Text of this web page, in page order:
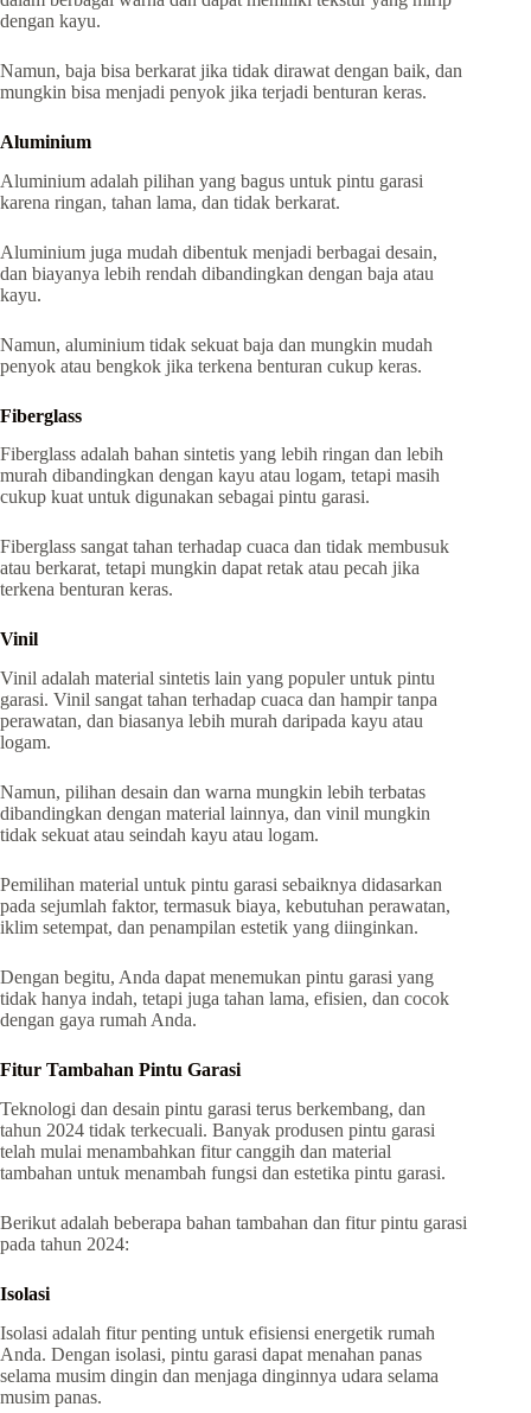
dengan kayu.
Namun, baja bisa berkarat jika tidak dirawat dengan baik, dan
mungkin bisa menjadi penyok jika terjadi benturan keras.
Aluminium
Aluminium adalah pilihan yang bagus untuk pintu garasi
karena ringan, tahan lama, dan tidak berkarat.
Aluminium juga mudah dibentuk menjadi berbagai desain,
dan biayanya lebih rendah dibandingkan dengan baja atau
kayu.
Namun, aluminium tidak sekuat baja dan mungkin mudah
penyok atau bengkok jika terkena benturan cukup keras.
Fiberglass
Fiberglass adalah bahan sintetis yang lebih ringan dan lebih
murah dibandingkan dengan kayu atau logam, tetapi masih
cukup kuat untuk digunakan sebagai pintu garasi.
Fiberglass sangat tahan terhadap cuaca dan tidak membusuk
atau berkarat, tetapi mungkin dapat retak atau pecah jika
terkena benturan keras.
Vinil
Vinil adalah material sintetis lain yang populer untuk pintu
garasi. Vinil sangat tahan terhadap cuaca dan hampir tanpa
perawatan, dan biasanya lebih murah daripada kayu atau
logam.
Namun, pilihan desain dan warna mungkin lebih terbatas
dibandingkan dengan material lainnya, dan vinil mungkin
tidak sekuat atau seindah kayu atau logam.
Pemilihan material untuk pintu garasi sebaiknya didasarkan
pada sejumlah faktor, termasuk biaya, kebutuhan perawatan,
iklim setempat, dan penampilan estetik yang diinginkan.
Dengan begitu, Anda dapat menemukan pintu garasi yang
tidak hanya indah, tetapi juga tahan lama, efisien, dan cocok
dengan gaya rumah Anda.
Fitur Tambahan Pintu Garasi
Teknologi dan desain pintu garasi terus berkembang, dan
tahun 2024 tidak terkecuali. Banyak produsen pintu garasi
telah mulai menambahkan fitur canggih dan material
tambahan untuk menambah fungsi dan estetika pintu garasi.
Berikut adalah beberapa bahan tambahan dan fitur pintu garasi
pada tahun 2024:
Isolasi
Isolasi adalah fitur penting untuk efisiensi energetik rumah
Anda. Dengan isolasi, pintu garasi dapat menahan panas
selama musim dingin dan menjaga dinginnya udara selama
musim panas.